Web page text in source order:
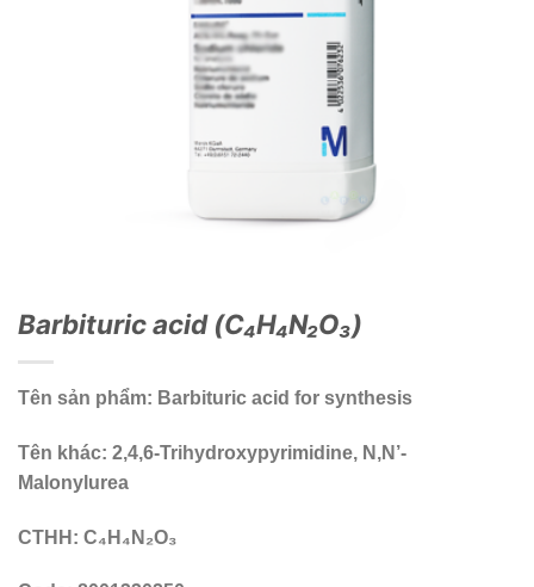
Barbituric acid (C₄H₄N₂O₃)
Tên sản phẩm: Barbituric acid for synthesis
Tên khác: 2,4,6-Trihydroxypyrimidine, N,N’-
Malonylurea
CTHH: C₄H₄N₂O₃